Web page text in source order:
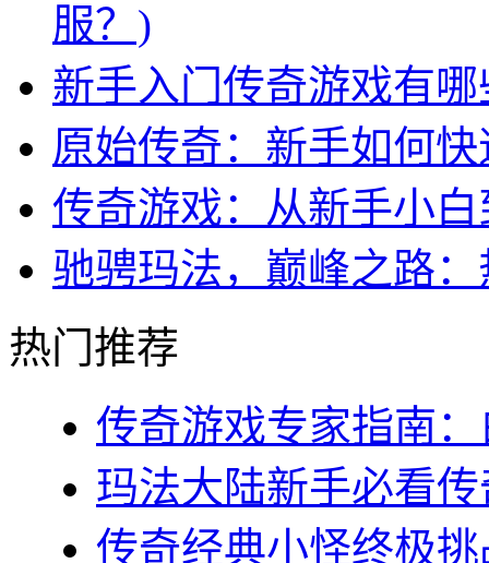
服？)
新手入门传奇游戏有
原始传奇：新手如何
传奇游戏：从新手小
驰骋玛法，巅峰之路
热门推荐
传奇游戏专家指南
玛法大陆新手必看
传奇经典小怪终极